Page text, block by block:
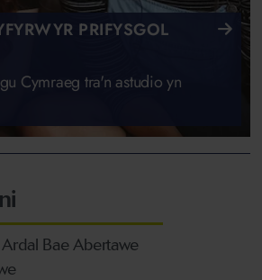
PRIFYSGOL
Cymraeg tra'n astudio yn
Bae Abertawe